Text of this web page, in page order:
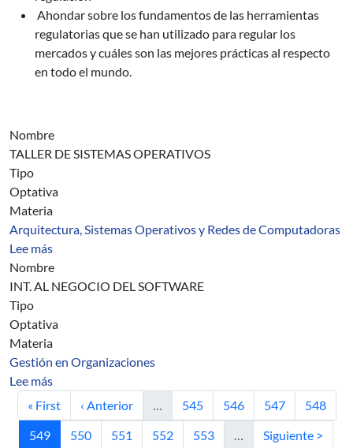
Ahondar sobre los fundamentos de las herramientas
regulatorias que se han utilizado para regular los
mercados y cuáles son las mejores prácticas al respecto
en todo el mundo.
Nombre
TALLER DE SISTEMAS OPERATIVOS
Tipo
Optativa
Materia
Arquitectura, Sistemas Operativos y Redes de Computadoras
Lee mássobre Asignatura 1542
Nombre
INT. AL NEGOCIO DEL SOFTWARE
Tipo
Optativa
Materia
Gestión en Organizaciones
Lee mássobre Asignatura 1543
Primera página
« First Página anterior
‹ Anterior … Página
545 Página
546 Página
547 Página
548
Página actual
549 Página
550 Página
551 Página
552 Página
553 … Siguiente página
Siguiente >